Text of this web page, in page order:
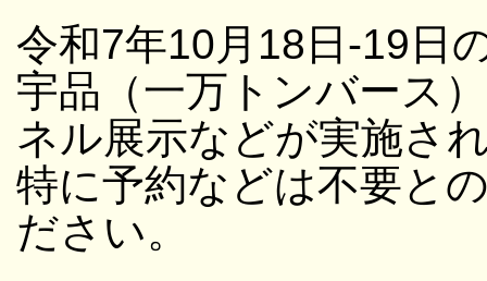
令和7年10月18日-19日
宇品（一万トンバース
ネル展示などが実施さ
特に予約などは不要と
ださい。